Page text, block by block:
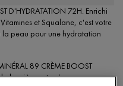
D'HYDRATATION 72H. Enrichi
et Squalane, c'est votre
la peau pour une hydratation
89 CRÈME BOOST
la barrière cutanée.